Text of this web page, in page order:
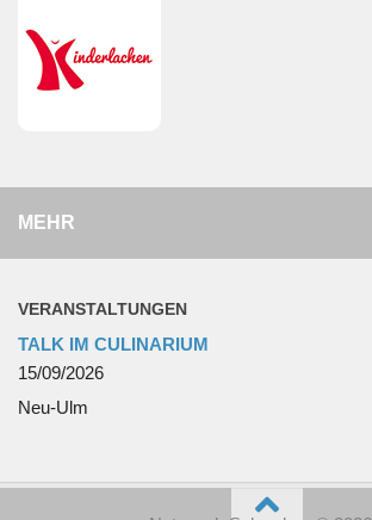
MEHR
VERANSTALTUNGEN
TALK IM CULINARIUM
15/09/2026
Neu-Ulm